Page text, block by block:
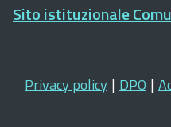
Sito istituzionale
Privacy policy | DPO |